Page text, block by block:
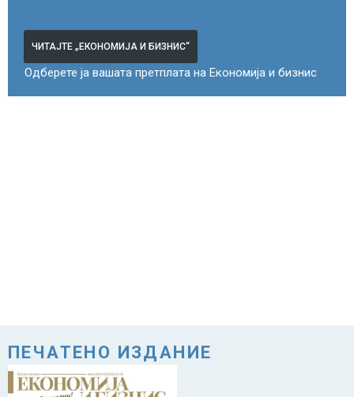
ЧИТАЈТЕ „ЕКОНОМИЈА И БИЗНИС“
Одберете ја вашата претплата на Економија и бизнис
ПЕЧАТЕНО ИЗДАНИЕ